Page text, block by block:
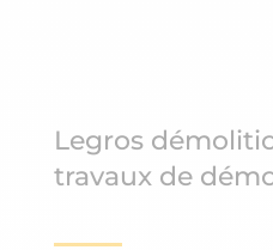
Legros
travaux de